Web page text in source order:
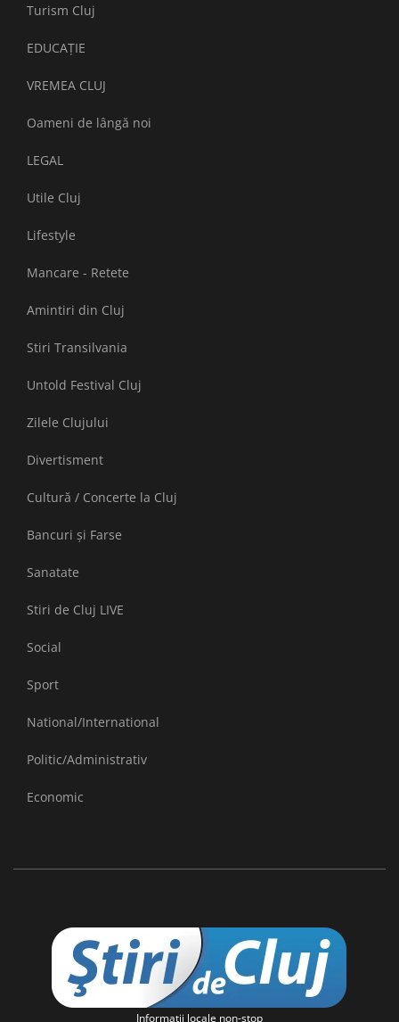
Turism Cluj
EDUCAȚIE
VREMEA CLUJ
Oameni de lângă noi
LEGAL
Utile Cluj
Lifestyle
Mancare - Retete
Amintiri din Cluj
Stiri Transilvania
Untold Festival Cluj
Zilele Clujului
Divertisment
Cultură / Concerte la Cluj
Bancuri și Farse
Sanatate
Stiri de Cluj LIVE
Social
Sport
National/International
Politic/Administrativ
Economic
Informaţii locale non-stop